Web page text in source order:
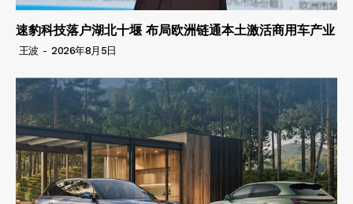
速豹科技落户湖北十堰 布局欧洲链通本土激活商用车产业
王波 - 2026年8月5日